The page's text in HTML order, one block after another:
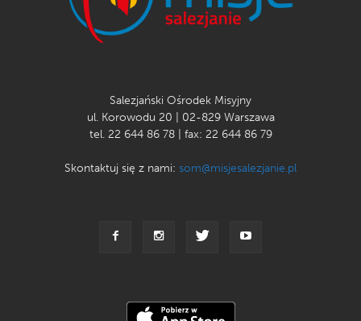
Salezjański Ośrodek Misyjny
ul. Korowodu 20 | 02-829 Warszawa
tel. 22 644 86 78 | fax: 22 644 86 79
Skontaktuj się z nami: som@misjesalezjanie.pl